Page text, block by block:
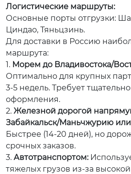
Логистические маршруты:
Основные порты отгрузки:
Циндао, Тяньцзинь.
Для доставки в Россию
маршрута:
1. Морем до Владивостока/
Оптимально для крупных
3-5 недель. Требует
оформления.
2. Железной дорогой
Забайкальск/Маньчжурию или
Быстрее (14-20 дней), но
срочных заказов.
3. Автотранспортом:
тяжелых грузов из-за